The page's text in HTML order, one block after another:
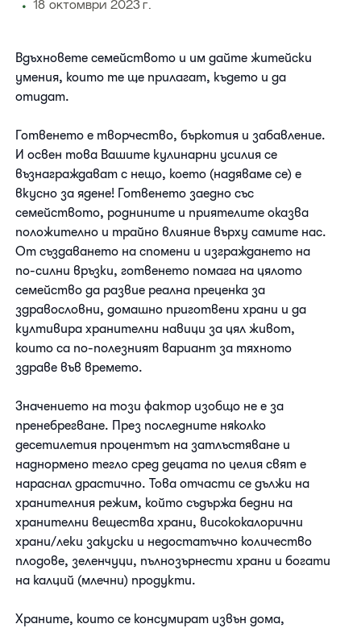
18 октомври 2023 г.
Вдъхновете семейството и им дайте житейски
умения, които те ще прилагат, където и да
отидат.
Готвенето е творчество, бъркотия и забавление.
И освен това Вашите кулинарни усилия се
възнаграждават с нещо, което (надяваме се) е
вкусно за ядене! Готвенето заедно със
семейството, роднините и приятелите оказва
положително и трайно влияние върху самите нас.
От създаването на спомени и изграждането на
по-силни връзки, готвенето помага на цялото
семейство да развие реална преценка за
здравословни, домашно приготвени храни и да
култивира хранителни навици за цял живот,
които са по-полезният вариант за тяхното
здраве във времето.
Значението на този фактор изобщо не е за
пренебрегване. През последните няколко
десетилетия процентът на затлъстяване и
наднормено тегло сред децата по целия свят е
нараснал драстично. Това отчасти се дължи на
хранителния режим, който съдържа бедни на
хранителни вещества храни, висококалорични
храни/леки закуски и недостатъчно количество
плодове, зеленчуци, пълнозърнести храни и богати
на калций (млечни) продукти.
Храните, които се консумират извън дома,